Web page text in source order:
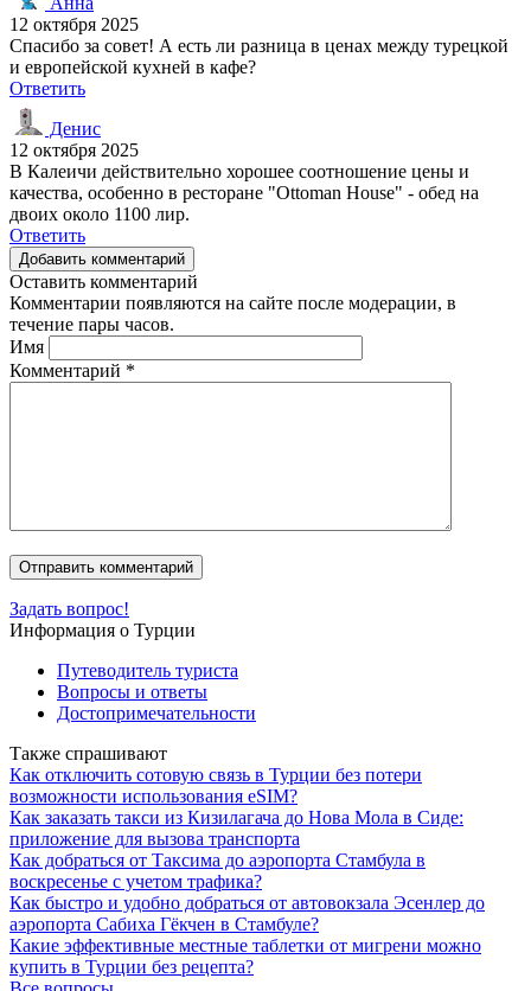
12 октября 2025
Спасибо за совет! А есть ли разница в ценах между турецкой
и европейской кухней в кафе?
Ответить
Денис
12 октября 2025
В Калеичи действительно хорошее соотношение цены и
качества, особенно в ресторане "Ottoman House" - обед на
двоих около 1100 лир.
Ответить
Добавить комментарий
Оставить комментарий
Комментарии появляются на сайте после модерации, в
течение пары часов.
Имя
Комментарий *
Задать вопрос!
Информация о Турции
Путеводитель туриста
Вопросы и ответы
Достопримечательности
Также спрашивают
Как отключить сотовую связь в Турции без потери
возможности использования eSIM?
Как заказать такси из Кизилагача до Нова Мола в Сиде:
приложение для вызова транспорта
Как добраться от Таксима до аэропорта Стамбула в
воскресенье с учетом трафика?
Как быстро и удобно добраться от автовокзала Эсенлер до
аэропорта Сабиха Гёкчен в Стамбуле?
Какие эффективные местные таблетки от мигрени можно
купить в Турции без рецепта?